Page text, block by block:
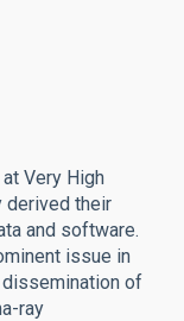
Very High
derived their
and software.
issue in
of
ray